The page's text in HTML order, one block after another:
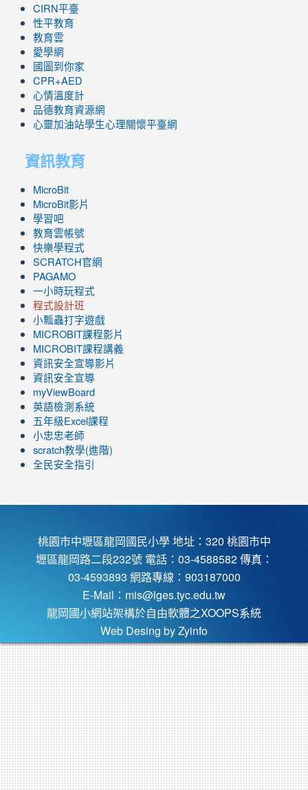
CIRN平臺
性平教育
教育雲
愛學網
國圖到你家
CPR+AED
心情溫度計
品德教育資源網
心靈加油站學生心理關懷平臺網
資訊教育
MicroBit
MicroBit影片
學習吧
教育雲帳號
快樂學程式
SCRATCH官網
PAGAMO
一小時玩程式
程式設計班
小瓢蟲打字遊戲
link
to
https://www.youtube.com/channel/UC8LghzcV5-
ZBGmXwlbUndNA/videos?
view=0&sort=dd&shelf_id=0
MICROBIT課程影片
link
to
https://www.youtube.com/channel/UC8LghzcV5-
ZBGmXwlbUndNA/videos?
view=0&sort=dd&shelf_id=0
MICROBIT課程講義
資訊安全宣導影片
資訊安全宣導
myViewBoard
英語檢測系統
五年級Excel課程
小忠忠老師
scratch教學(進階)
全民安全指引
桃園市中壢區龍岡國民小學 地址：320 桃園市中
壢區龍岡路二段232號 電話：03-4588582 傳真：
03-4593893 網路專線：903187000
E-Mail： mis@lges.tyc.edu.tw
龍岡國小網站架構於自由軟體之XOOPS系統
Web Desing by Zyinfo